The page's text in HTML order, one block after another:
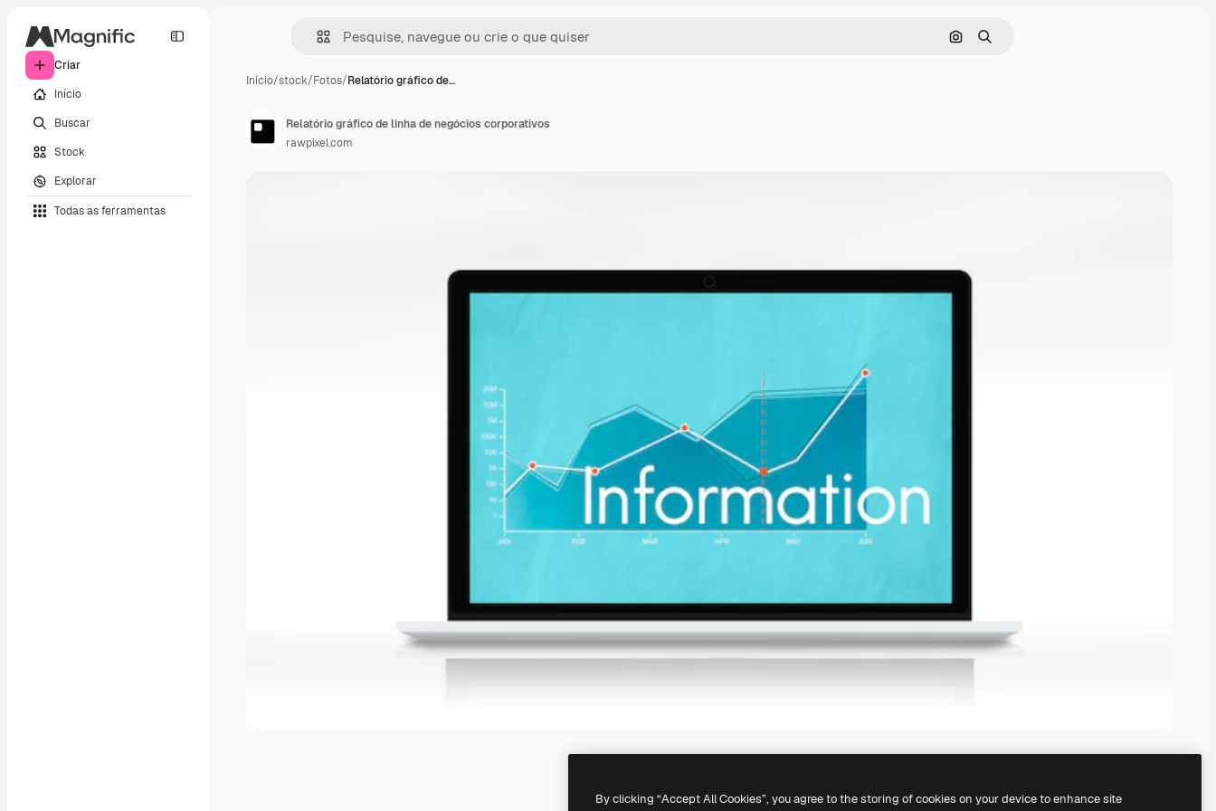
Criar
Início
Buscar
Stock
Explorar
Todas as ferramentas
Pesquisar por imagem
Buscar
Início/stock/Fotos/Relatório gráfico de…
Relatório gráfico de linha de negócios corporativos
rawpixel.com
By clicking “Accept All Cookies”, you agree to the storing of cookies on your device to enhance site